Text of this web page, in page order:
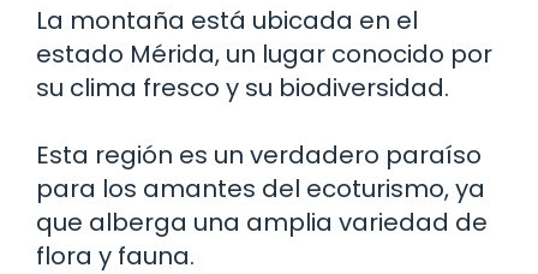
La montaña está ubicada en el
estado Mérida, un lugar conocido por
su clima fresco y su biodiversidad.
Esta región es un verdadero paraíso
para los amantes del ecoturismo, ya
que alberga una amplia variedad de
flora y fauna.